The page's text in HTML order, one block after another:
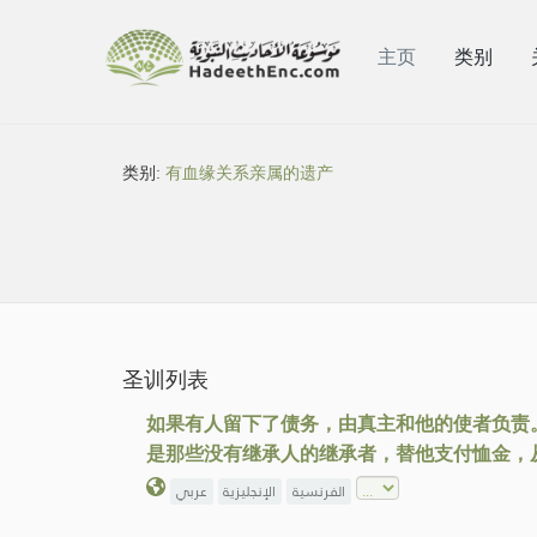
主页 类别
类别:有血缘关系亲属的遗产
圣训列表
如果有人留下了债务，由真主和他的使者负
是那些没有继承人的继承者，替他支付恤金，
عربي الإنجليزية الفرنسية